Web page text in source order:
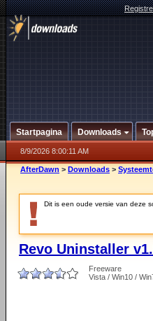
Startpagina Downloads
8/9/2026 8:00:11 AM
AfterDawn > Downloads >
Dit is een oude versie van deze
Revo Uninstaller
Freeware
Vista / Win10 /